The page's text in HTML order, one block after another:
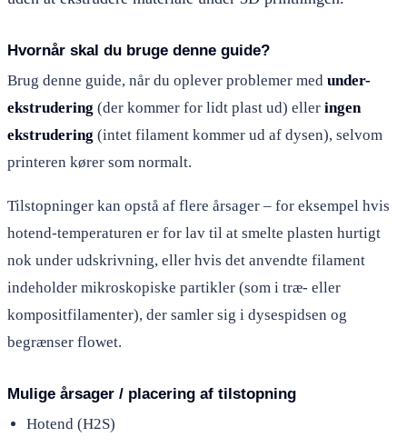
Hvornår skal du bruge denne guide?
Brug denne guide, når du oplever problemer med under-
ekstrudering (der kommer for lidt plast ud) eller ingen
ekstrudering (intet filament kommer ud af dysen), selvom
printeren kører som normalt.
Tilstopninger kan opstå af flere årsager – for eksempel hvis
hotend-temperaturen er for lav til at smelte plasten hurtigt
nok under udskrivning, eller hvis det anvendte filament
indeholder mikroskopiske partikler (som i træ- eller
kompositfilamenter), der samler sig i dysespidsen og
begrænser flowet.
Mulige årsager / placering af tilstopning
Hotend (H2S)